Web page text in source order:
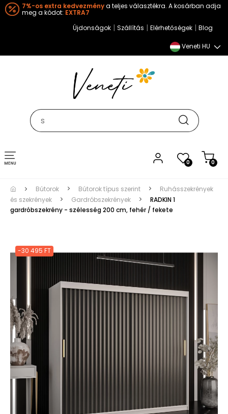
7%-os extra kedvezménya teljes választékra. A kosárban adja
meg a kódot: EXTRA7
Újdonságok | Szállítás | Elérhetőségek | Blog
Veneti HU
0 0
Toggle
navigation
Bútorok Bútorok típus szerint
Ruhásszekrények
és szekrények
Gardróbszekrények
RADKIN 1
gardróbszekrény - szélesség 200 cm, fehér / fekete
-30 495 FT